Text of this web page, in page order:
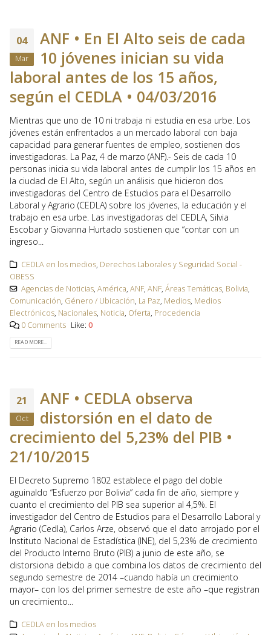
04
Mar
ANF • En El Alto seis de cada
10 jóvenes inician su vida
laboral antes de los 15 años,
según el CEDLA • 04/03/2016
Mientras que uno de 10 ni trabaja ni estudia en esa urbe. Los
jóvenes están enfrentados a un mercado laboral con baja
capacidad para generar fuentes de empleo, sostienen dos
investigadoras. La Paz, 4 de marzo (ANF).- Seis de cada 10
personas inicia su vida laboral antes de cumplir los 15 años en
la ciudad de El Alto, según un análisis que hicieron dos
investigadoras del Centro de Estudios para el Desarrollo
Laboral y Agrario (CEDLA) sobre los jóvenes, la educación y el
trabajo en esa urbe. Las investigadoras del CEDLA, Silvia
Escobar y Giovanna Hurtado sostienen que “contar con un
ingreso...
CEDLA en los medios, Derechos Laborales y Seguridad Social -
OBESS
Agencias de Noticias, América, ANF, ANF, Áreas Temáticas, Bolivia,
Comunicación, Género / Ubicación, La Paz, Medios, Medios
Electrónicos, Nacionales, Noticia, Oferta, Procedencia
0 Comments Like: 0
READ MORE...
21
Oct
ANF • CEDLA observa
distorsión en el dato de
crecimiento del 5,23% del PIB •
21/10/2015
El Decreto Supremo 1802 establece el pago del doble
aguinaldo “Esfuerzo por Bolivia” cada fin de año, siempre y
cuanto el crecimiento del PIB sea superior al 4,5%. El
investigador del Centro de Estudios para el Desarrollo Laboral y
Agrario (Cedla), Carlos Arze, observó que el dato arrojado por el
Instituto Nacional de Estadística (INE), del 5,23% de crecimiento
del Producto Interno Bruto (PIB) a junio de este año, se
distorsiona debido a que combina los datos de crecimiento del
segundo semestre de 2014 –cuando había un crecimiento
mayor– con los del primer semestre de este año –que registran
un crecimiento...
CEDLA en los medios